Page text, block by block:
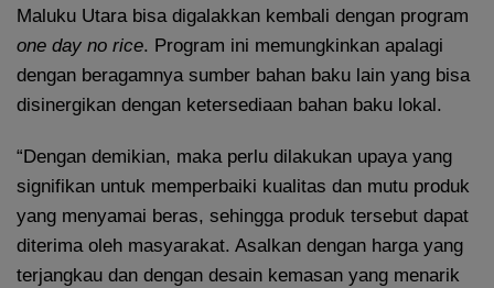
Maluku Utara bisa digalakkan kembali dengan program
one day no rice. Program ini memungkinkan apalagi
dengan beragamnya sumber bahan baku lain yang bisa
disinergikan dengan ketersediaan bahan baku lokal.
“Dengan demikian, maka perlu dilakukan upaya yang
signifikan untuk memperbaiki kualitas dan mutu produk
yang menyamai beras, sehingga produk tersebut dapat
diterima oleh masyarakat. Asalkan dengan harga yang
terjangkau dan dengan desain kemasan yang menarik